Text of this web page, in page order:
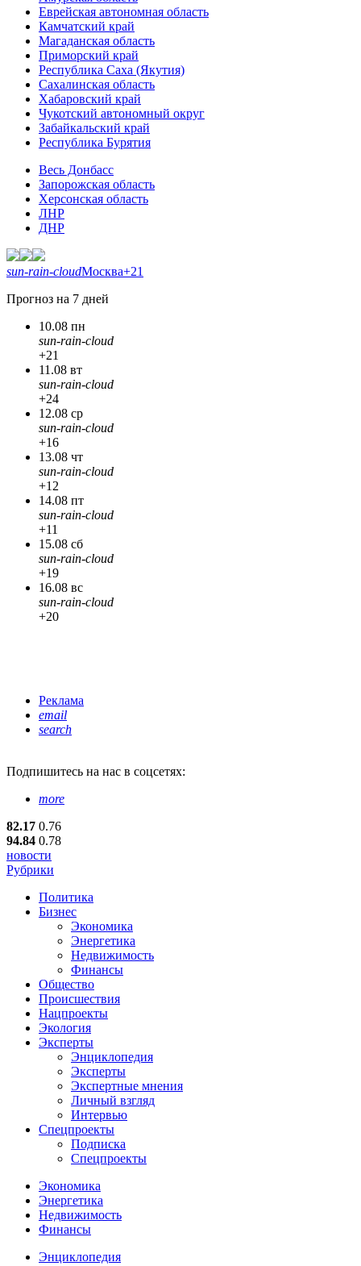
Еврейская автономная область
Камчатский край
Магаданская область
Приморский край
Республика Саха (Якутия)
Сахалинская область
Хабаровский край
Чукотский автономный округ
Забайкальский край
Республика Бурятия
Весь Донбасс
Запорожская область
Херсонская область
ЛНР
ДНР
sun-rain-cloudМосква+21
Прогноз на 7 дней
10.08 пн
sun-rain-cloud
+21
11.08 вт
sun-rain-cloud
+24
12.08 ср
sun-rain-cloud
+16
13.08 чт
sun-rain-cloud
+12
14.08 пт
sun-rain-cloud
+11
15.08 сб
sun-rain-cloud
+19
16.08 вс
sun-rain-cloud
+20
Реклама
email
search
Подпишитесь на нас в соцсетях:
more
82.17 0.76
94.84 0.78
новости
Рубрики
Политика
Бизнес
Экономика
Энергетика
Недвижимость
Финансы
Общество
Происшествия
Нацпроекты
Экология
Эксперты
Энциклопедия
Эксперты
Экспертные мнения
Личный взгляд
Интервью
Спецпроекты
Подписка
Спецпроекты
Экономика
Энергетика
Недвижимость
Финансы
Энциклопедия